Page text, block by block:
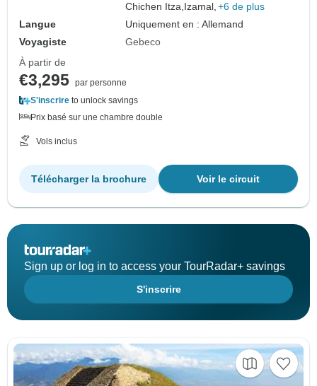
Chichen Itza, Izamal, +6 de plus
Langue
Uniquement en : Allemand
Voyagiste
Gebeco
À partir de
€3,295 par personne
S'inscrire to unlock savings
Prix basé sur une chambre double
Vols inclus
Voir le circuit
Télécharger la brochure
Sign up or log in to access your TourRadar+ savings
S'inscrire